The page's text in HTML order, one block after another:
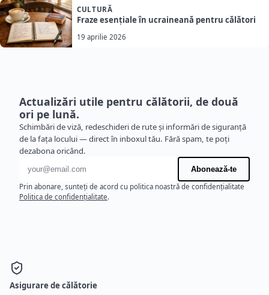
CULTURĂ
Fraze esențiale în ucraineană pentru călători
19 aprilie 2026
Actualizări utile pentru călătorii, de două
ori pe lună.
Schimbări de viză, redeschideri de rute și informări de siguranță
de la fața locului — direct în inboxul tău. Fără spam, te poți
dezabona oricând.
Adresă de e-mail
Abonează-te
Prin abonare, sunteți de acord cu politica noastră de confidențialitate
Politica de confidențialitate.
Asigurare de călătorie